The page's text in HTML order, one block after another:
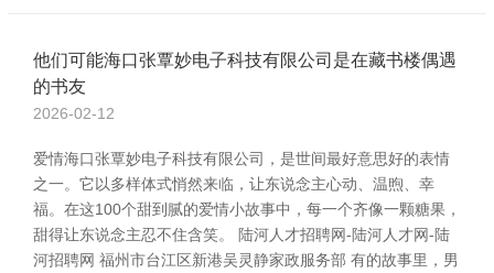
他们可能海口张覃妙电子科技有限公司是在藏书楼偶遇
的书友
2026-02-12
爱情海口张覃妙电子科技有限公司，是世间最好意思好的表情
之一。它以多样体式悄然来临，让东说念主心动、温煦、幸
福。在这100个甜到腻的爱情小故事中，每一个齐像一颗糖果，
甜得让东说念主忍不住含笑。 陆河人才招聘网-陆河人才网-陆
河招聘网 福州市台江区新港吴灵静家政服务部 有的故事里，男